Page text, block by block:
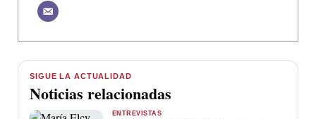
SIGUE LA ACTUALIDAD
Noticias relacionadas
ENTREVISTAS